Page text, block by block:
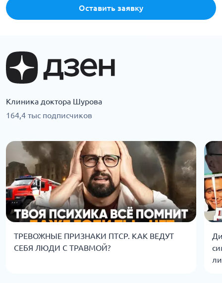
Оставить заявку
Клиника доктора Шурова
164,4 тыс подписчиков
ТРЕВОЖНЫЕ ПРИЗНАКИ ПТСР. КАК ВЕДУТ
СЕБЯ ЛЮДИ С ТРАВМОЙ?